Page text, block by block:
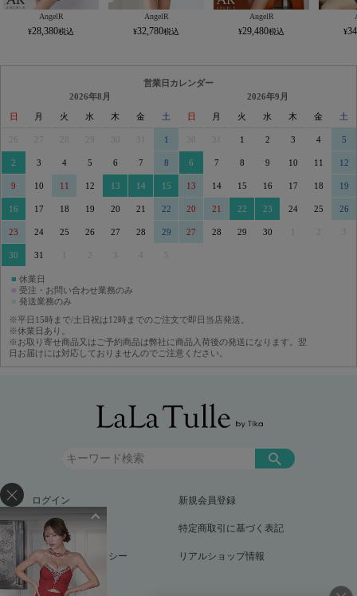
AngelR
28,380
AngelR
32,780
AngelR
29,480
営業日カレンダー
2026年8月
日 月 火 水 木 金 土
29 30 31 1
2 3 4 5 6 7 8
9 10 11 12 13 14 15
16 17 18 19 20 21 22
23 24 25 26 27 28 29
30 31 3 5
2026年9月
日 月 火 水 木 金 土
30 31 1 2 3 4 5
6 7 8 9 10 11 12
13 14 15 16 17 18 19
20 21 22 23 24 25 26
27 28 29 30 3
■ 休業日
■ 受注・お問い合わせ業務のみ
■ 発送業務のみ
※平日15時まで/土日祝は12時までのご注文で即日当店発送。
※休業日あり。
※お取り寄せ商品又はご予約商品は弊社に商品入荷後の発送になります。翌
日お届けには対応しておりませんのでご注意ください。
ログイン 新規会員登録
お買い物ガイド 特定商取引に基づく表記
プライバシーポリシー リアルショップ情報